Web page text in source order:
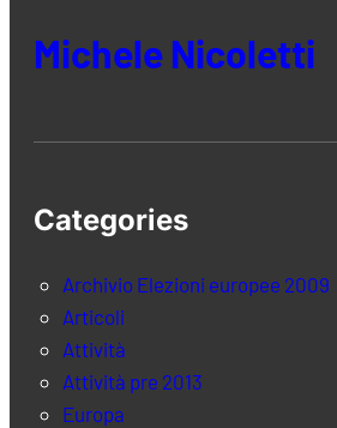
Michele Nicoletti
Categories
Archivio Elezioni europee 2009
Articoli
Attività
Attività pre 2013
Europa